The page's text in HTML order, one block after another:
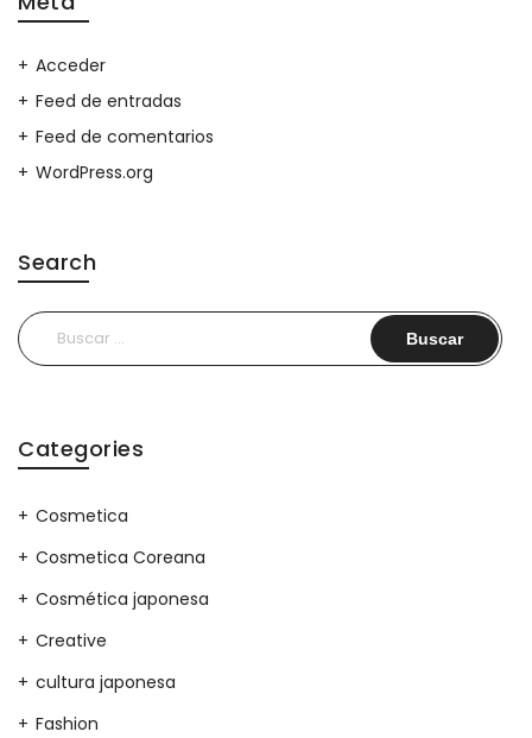
Acceder
Feed de entradas
Feed de comentarios
WordPress.org
Search
Buscar:
Categories
Cosmetica
Cosmetica Coreana
Cosmética japonesa
Creative
cultura japonesa
Fashion